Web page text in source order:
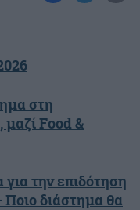
στη
Food &
την επιδότηση
διάστημα θα